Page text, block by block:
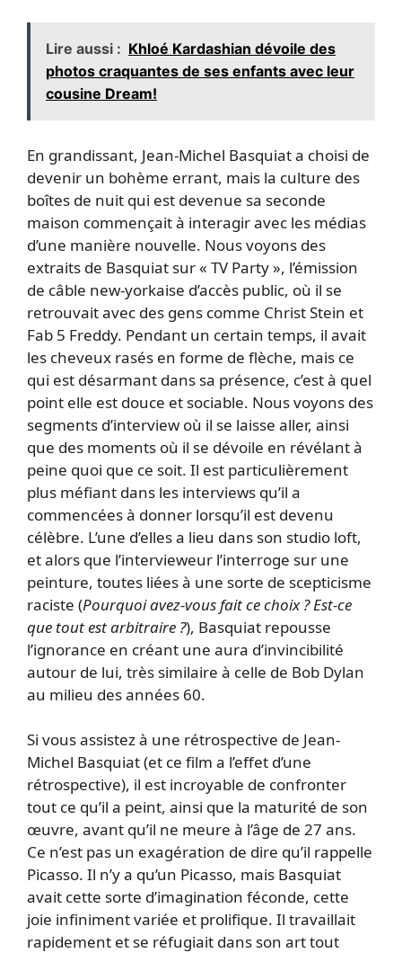
Lire aussi : Khloé Kardashian dévoile des
photos craquantes de ses enfants avec leur
cousine Dream!
En grandissant, Jean-Michel Basquiat a choisi de
devenir un bohème errant, mais la culture des
boîtes de nuit qui est devenue sa seconde
maison commençait à interagir avec les médias
d’une manière nouvelle. Nous voyons des
extraits de Basquiat sur « TV Party », l’émission
de câble new-yorkaise d’accès public, où il se
retrouvait avec des gens comme Christ Stein et
Fab 5 Freddy. Pendant un certain temps, il avait
les cheveux rasés en forme de flèche, mais ce
qui est désarmant dans sa présence, c’est à quel
point elle est douce et sociable. Nous voyons des
segments d’interview où il se laisse aller, ainsi
que des moments où il se dévoile en révélant à
peine quoi que ce soit. Il est particulièrement
plus méfiant dans les interviews qu’il a
commencées à donner lorsqu’il est devenu
célèbre. L’une d’elles a lieu dans son studio loft,
et alors que l’intervieweur l’interroge sur une
peinture, toutes liées à une sorte de scepticisme
raciste (Pourquoi avez-vous fait ce choix ? Est-ce
que tout est arbitraire ?), Basquiat repousse
l’ignorance en créant une aura d’invincibilité
autour de lui, très similaire à celle de Bob Dylan
au milieu des années 60.
Si vous assistez à une rétrospective de Jean-
Michel Basquiat (et ce film a l’effet d’une
rétrospective), il est incroyable de confronter
tout ce qu’il a peint, ainsi que la maturité de son
œuvre, avant qu’il ne meure à l’âge de 27 ans.
Ce n’est pas un exagération de dire qu’il rappelle
Picasso. Il n’y a qu’un Picasso, mais Basquiat
avait cette sorte d’imagination féconde, cette
joie infiniment variée et prolifique. Il travaillait
rapidement et se réfugiait dans son art tout